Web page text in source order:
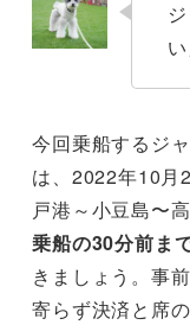
今回乗船するジ
は、2022年10月
戸港～小豆島〜
乗船の30分前ま
きましょう。事
寄らず決済と席